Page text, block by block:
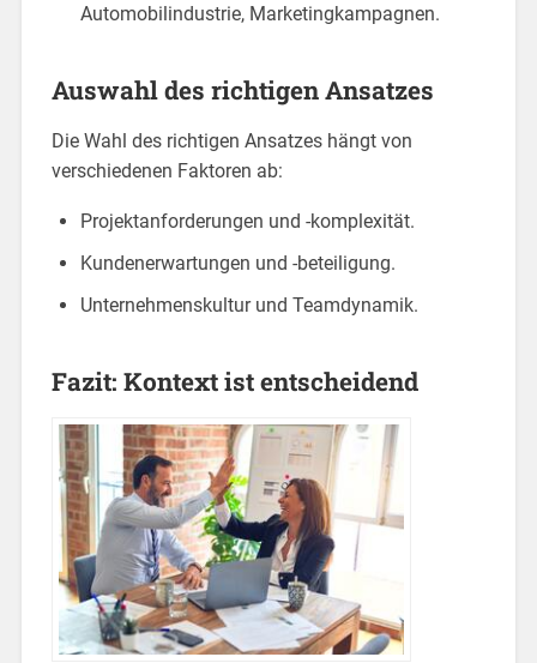
Automobilindustrie, Marketingkampagnen.
Auswahl des richtigen Ansatzes
Die Wahl des richtigen Ansatzes hängt von
verschiedenen Faktoren ab:
Projektanforderungen und -komplexität.
Kundenerwartungen und -beteiligung.
Unternehmenskultur und Teamdynamik.
Fazit: Kontext ist entscheidend